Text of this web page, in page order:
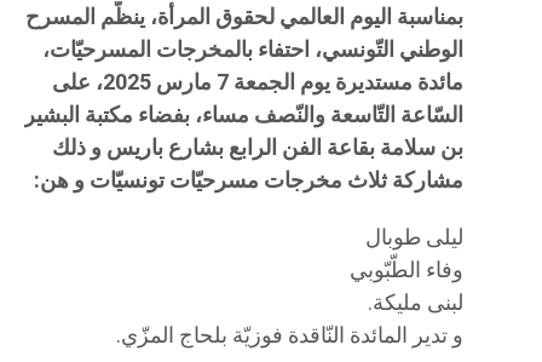
بمناسبة اليوم العالمي لحقوق المرأة، ينظّم المسرح
الوطني التّونسي، احتفاء بالمخرجات المسرحيّات،
مائدة مستديرة يوم الجمعة 7 مارس 2025، على
السّاعة التّاسعة والنّصف مساء، بفضاء مكتبة البشير
بن سلامة بقاعة الفن الرابع بشارع باريس و ذلك
مشاركة ثلاث مخرجات مسرحيّات تونسيّات و هن:
ليلى طوبال
وفاء الطّبّوبي
لبنى مليكة.
و تدير المائدة النّاقدة فوزيّة بلحاج المزّي.